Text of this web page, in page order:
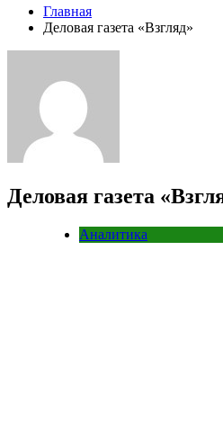
Главная
Деловая газета «Взгляд»
Деловая газета
Аналитика